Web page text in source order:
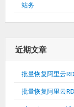
站务
近期文章
批量恢复阿里云
批量恢复阿里云